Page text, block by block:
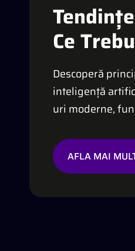
Ce
Descoperă
inteligență
uri moderne,
AFLA MAI